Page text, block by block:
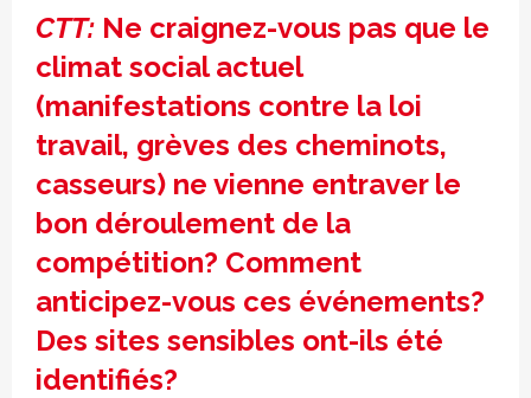
CTT: Ne craignez-vous pas que le
climat social actuel
(manifestations contre la loi
travail, grèves des cheminots,
casseurs) ne vienne entraver le
bon déroulement de la
compétition? Comment
anticipez-vous ces événements?
Des sites sensibles ont-ils été
identifiés?